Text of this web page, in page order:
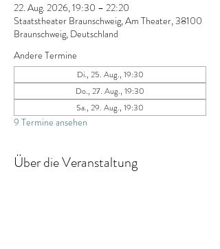
22. Aug. 2026, 19:30 – 22:20
Staatstheater Braunschweig, Am Theater, 38100
Braunschweig, Deutschland
Andere Termine
Di., 25. Aug., 19:30
Do., 27. Aug., 19:30
Sa., 29. Aug., 19:30
9 Termine ansehen
Über die Veranstaltung